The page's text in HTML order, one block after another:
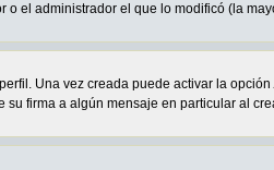
el administrador el que lo modificó (la
Una vez creada puede activar la opción
su firma a algún mensaje en particular al